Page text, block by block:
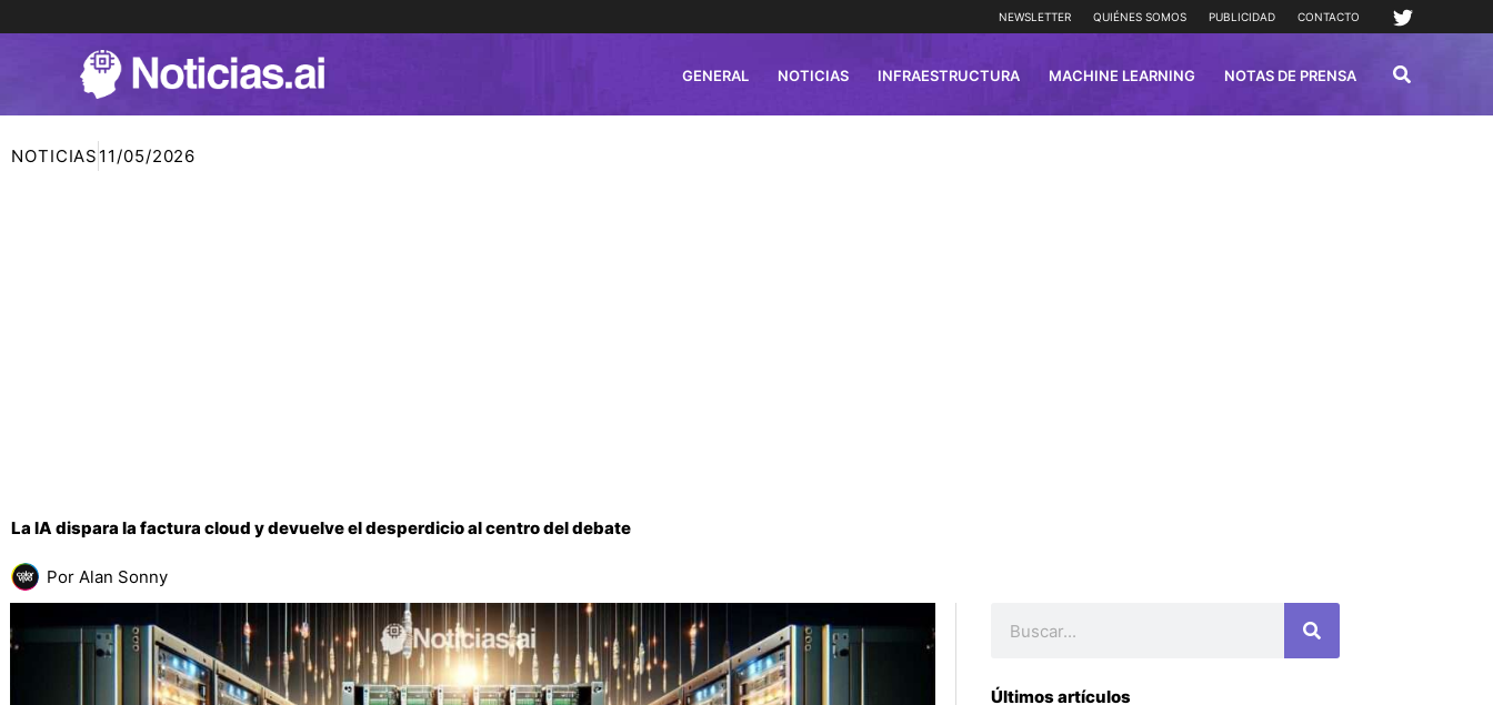
NEWSLETTER QUIÉNES SOMOS PUBLICIDAD CONTACTO
GENERAL NOTICIAS INFRAESTRUCTURA MACHINE LEARNING NOTAS DE PRENSA
NOTICIAS 11/05/2026
La IA dispara la factura cloud y devuelve el desperdicio al centro del debate
Por Alan Sonny
Últimos artículos